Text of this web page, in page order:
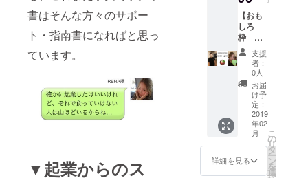
書はそんな方々のサポー
ト・指南書になればと思っ
ています。
▼起業からのス
解説を
してい
るオリ
ジナル
動画 ・
出版ま
でどの
ような
道のり
を経て
出版に
至った
かを解
説して
いるオ
【おも
しろ
枠 ブ
ログの
中の人
とラン
チする
権利】
ブログ
の中に
出てく
るたけ
ちゃん
まん
（堤）
支援
者：
0人
お届
け予
定：
2019
年02
月
詳細を見る
こ
の
リ
タ
ー
ン
を
選